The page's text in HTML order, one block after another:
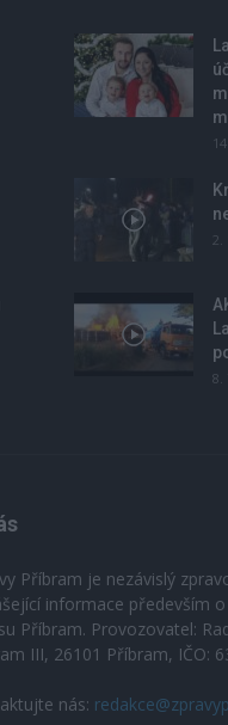
2.
8.
Příbram je nezávislý
informace především
Příbram. Provozovatel:
III, 26101 Příbram, IČO:
nás: